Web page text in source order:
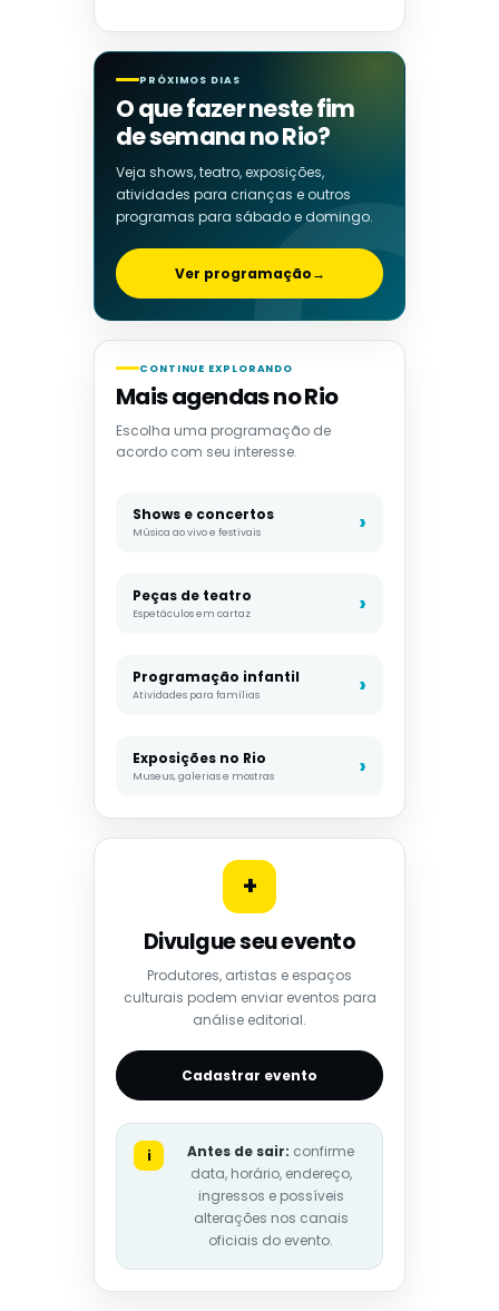
PRÓXIMOS DIAS
O que fazer neste fim
de semana no Rio?
Veja shows, teatro, exposições,
atividades para crianças e outros
programas para sábado e domingo.
Ver programação→
CONTINUE EXPLORANDO
Mais agendas no Rio
Escolha uma programação de
acordo com seu interesse.
Shows e concertos
Música ao vivo e festivais
Peças de teatro
Espetáculos em cartaz
Programação infantil
Atividades para famílias
Exposições no Rio
Museus, galerias e mostras
+
Divulgue seu evento
Produtores, artistas e espaços
culturais podem enviar eventos para
análise editorial.
Cadastrar evento
i Antes de sair: confirme
data, horário, endereço,
ingressos e possíveis
alterações nos canais
oficiais do evento.